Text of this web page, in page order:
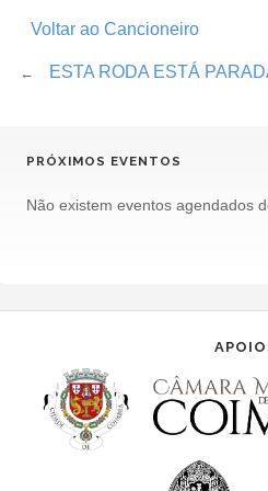
Voltar ao Cancioneiro
← ESTA RODA ESTÁ
PRÓXIMOS EVENTOS
Não existem eventos agendados